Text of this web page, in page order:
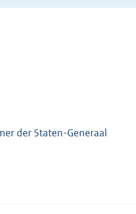
der Staten-Generaal